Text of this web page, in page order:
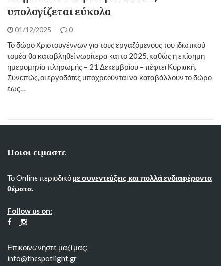
υπολογίζεται εύκολα
01/12/2025 0
Το δώρο Χριστουγέννων για τους εργαζόμενους του ιδιωτικού
τομέα θα καταβληθεί νωρίτερα και το 2025, καθώς η επίσημη
ημερομηνία πληρωμής – 21 Δεκεμβρίου – πέφτει Κυριακή.
Συνεπώς, οι εργοδότες υποχρεούνται να καταβάλλουν το δώρο
έως…
Ποιοι ειμαστε
Το Online περιοδικό με συνεντεύξεις και πολλά ενδιαφέροντα
θέματα.
Follow us on:
Επικοινωνήστε μαζί μας:
info@thespotlight.gr